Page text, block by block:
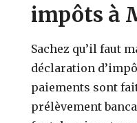
impôts à
Sachez qu’il faut
déclaration
paiements sont
prélèvement